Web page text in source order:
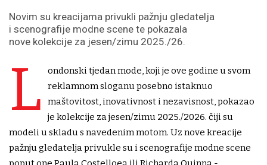
Novim su kreacijama privukli pažnju gledatelja
i scenografije modne scene te pokazala
nove kolekcije za jesen/zimu 2025./26.
L
ondonski tjedan mode, koji je ove godine u svom
reklamnom sloganu posebno istaknuo
maštovitost, inovativnost i nezavisnost, pokazao
je kolekcije za jesen/zimu 2025./2026. čiji su
modeli u skladu s navedenim motom. Uz nove kreacije
pažnju gledatelja privukle su i scenografije modne scene